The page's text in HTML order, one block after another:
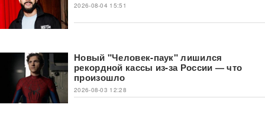
2026-08-04 15:51
Новый "Человек-паук" лишился
рекордной кассы из-за России — что
произошло
2026-08-03 12:28